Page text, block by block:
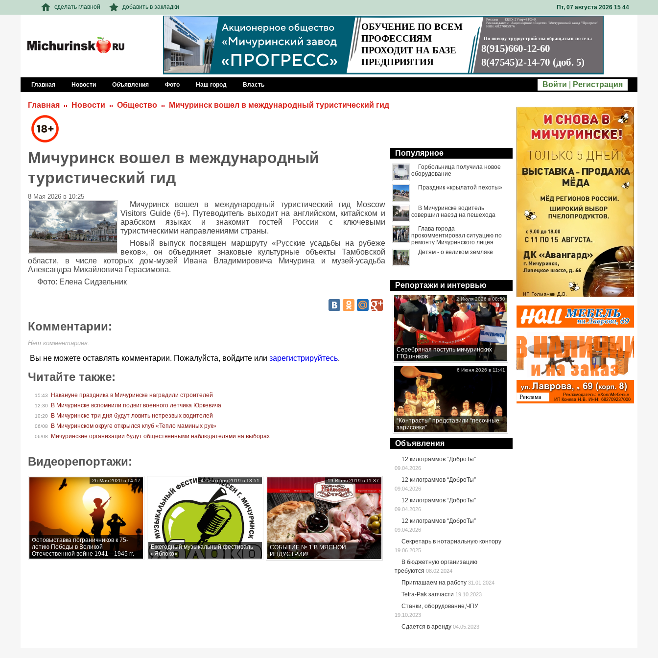
сделать главной добавить в закладки Пт, 07 августа 2026 15: 44
Главная Новости Объявления Фото Наш город Власть Войти Регистрация
Главная Новости Общество Мичуринск вошел в международный туристический гид
Мичуринск вошел в международный
туристический гид
8 Мая 2026 в 10:25
Мичуринск вошел в международный туристический гид Moscow
Visitors Guide (6+). Путеводитель выходит на английском, китайском и
арабском языках и знакомит гостей России с ключевыми
туристическими направлениями страны.
Новый выпуск посвящен маршруту «Русские усадьбы на рубеже
веков», он объединяет знаковые культурные объекты Тамбовской
области, в числе которых дом-музей Ивана Владимировича Мичурина и музей-усадьба
Александра Михайловича Герасимова.
Фото: Елена Сидзельник
Комментарии:
Нет комментариев.
Вы не можете оставлять комментарии. Пожалуйста, войдите или зарегистрируйтесь.
Читайте также:
15:43 Накануне праздника в Мичуринске наградили строителей
12:30 В Мичуринске вспомнили подвиг военного летчика Юркевича
10:20 В Мичуринске три дня будут ловить нетрезвых водителей
06/08 В Мичуринском округе открылся клуб «Тепло маминых рук»
06/08 Мичуринские организации будут общественными наблюдателями на выборах
Видеорепортажи:
Фотовыставка пограничников к 75-
летию Победы в Великой
Отечественной войне 1941—1945 гг.
26 Мая 2020 в 14:17
Ежегодный музыкальный фестиваль
«Яблоко»
4 Сентября 2019 в 13:51
СОБЫТИЕ № 1 В МЯСНОЙ
ИНДУСТРИИ!
19 Июля 2019 в 11:37
Популярное
Горбольница получила новое
оборудование
Праздник «крылатой пехоты»
В Мичуринске водитель
совершил наезд на пешехода
Глава города
прокомментировал ситуацию по
ремонту Мичуринского лицея
Детям - о великом земляке
Репортажи и интервью
Серебряная поступь мичуринских
ГТОшников
2 Июля 2026 в 08:50
“Контрасты” представили “песочные
зарисовки”
6 Июня 2026 в 11:41
Объявления
12 килограммов “ДоброТы”
09.04.2026
12 килограммов “ДоброТы”
09.04.2026
12 килограммов “ДоброТы”
09.04.2026
12 килограммов “ДоброТы”
09.04.2026
Секретарь в нотариальную контору
19.06.2025
В бюджетную организацию
требуются 08.02.2024
Приглашаем на работу 31.01.2024
Tetra-Pak запчасти 19.10.2023
Станки, оборудование,ЧПУ
19.10.2023
Сдается в аренду 04.05.2023